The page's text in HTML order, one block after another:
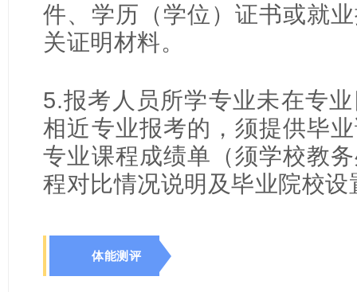
件、学历（学位）证书或就
关证明材料。
5.报考人员所学专业未在专
相近专业报考的，须提供毕
专业课程成绩单（须学校教
程对比情况说明及毕业院校
体能测评